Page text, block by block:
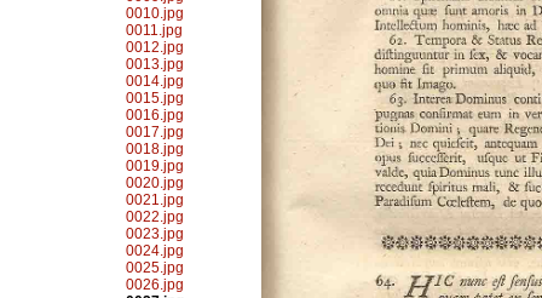
0010.jpg
0011.jpg
0012.jpg
0013.jpg
0014.jpg
0015.jpg
0016.jpg
0017.jpg
0018.jpg
0019.jpg
0020.jpg
0021.jpg
0022.jpg
0023.jpg
0024.jpg
0025.jpg
0026.jpg